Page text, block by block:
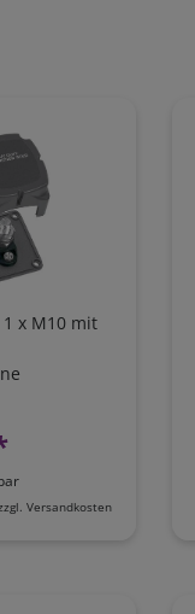
x M10 mit
Versandkosten